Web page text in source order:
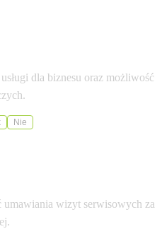
dla biznesu oraz możliwość
Nie
wizyt serwisowych za